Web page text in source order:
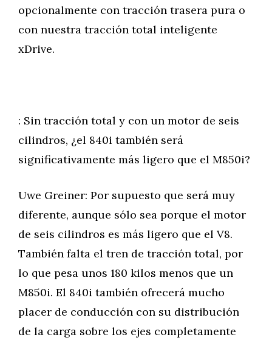
opcionalmente con tracción trasera pura o
con nuestra tracción total inteligente
xDrive.
: Sin tracción total y con un motor de seis
cilindros, ¿el 840i también será
significativamente más ligero que el M850i?
Uwe Greiner: Por supuesto que será muy
diferente, aunque sólo sea porque el motor
de seis cilindros es más ligero que el V8.
También falta el tren de tracción total, por
lo que pesa unos 180 kilos menos que un
M850i. El 840i también ofrecerá mucho
placer de conducción con su distribución
de la carga sobre los ejes completamente